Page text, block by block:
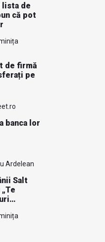
lista de
că pot
de firmă
pe
banca lor
Ardelean
Salt